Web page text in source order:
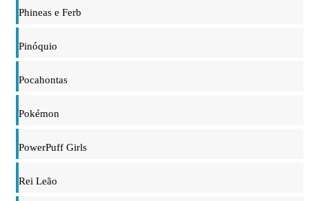
Phineas e Ferb
Pinóquio
Pocahontas
Pokémon
PowerPuff Girls
Rei Leão